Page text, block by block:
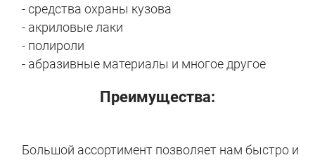
- средства охраны кузова
- акриловые лаки
- полироли
- абразивные материалы и многое другое
Преимущества:
Большой ассортимент позволяет нам быстро и